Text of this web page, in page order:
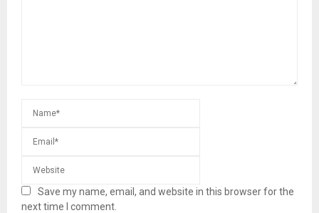
Save my name, email, and website in this browser for the
next time I comment.